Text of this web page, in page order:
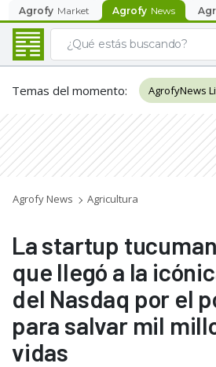
Agrofy Market Agrofy News
Temas del momento: AgrofyNews
Agrofy News Agricultura
La startup
que llegó a la
del Nasdaq por el
para salvar mil
vidas